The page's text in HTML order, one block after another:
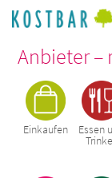
Anbieter –
Einkaufen Essen